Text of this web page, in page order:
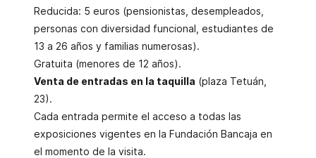
Reducida: 5 euros (pensionistas, desempleados,
personas con diversidad funcional, estudiantes de
13 a 26 años y familias numerosas).
Gratuita (menores de 12 años).
Venta de entradas en la taquilla (plaza Tetuán,
23).
Cada entrada permite el acceso a todas las
exposiciones vigentes en la Fundación Bancaja en
el momento de la visita.